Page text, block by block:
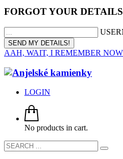
FORGOT YOUR
AAH, WAIT, I REMEMBER
LOGIN
No products in cart.